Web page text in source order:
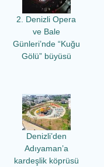
2. Denizli Opera
ve Bale
Günleri’nde “Kuğu
Gölü” büyüsü
Denizli’den
Adıyaman’a
kardeşlik köprüsü